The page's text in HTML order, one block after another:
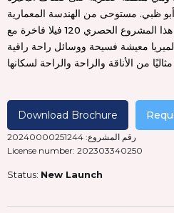
أبو ظبي. مستوحى من الهندسة المعمارية
الإسبانية المتوسطية، يضم هذا المشروع الحصري 120 فيلا فاخرة مع
معيشة فسيحة ووسائل راحة راقية
Download Brochure
رقم المشروع: 20240000251244
License number: 202303340250
Status: New Launch